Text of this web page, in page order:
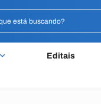
Editais